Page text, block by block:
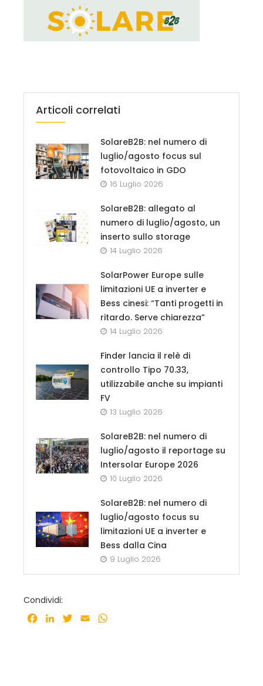
Articoli correlati
SolareB2B: nel numero di
luglio/agosto focus sul
fotovoltaico in GDO
16 Luglio 2026
SolareB2B: allegato al
numero di luglio/agosto, un
inserto sullo storage
14 Luglio 2026
SolarPower Europe sulle
limitazioni UE a inverter e
Bess cinesi: “Tanti progetti in
ritardo. Serve chiarezza”
14 Luglio 2026
Finder lancia il relè di
controllo Tipo 70.33,
utilizzabile anche su impianti
FV
13 Luglio 2026
SolareB2B: nel numero di
luglio/agosto il reportage su
Intersolar Europe 2026
10 Luglio 2026
SolareB2B: nel numero di
luglio/agosto focus su
limitazioni UE a inverter e
Bess dalla Cina
9 Luglio 2026
Condividi:
Facebook
LinkedInTwitter
Email